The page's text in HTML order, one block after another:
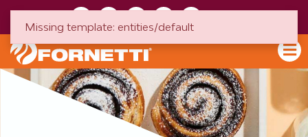
Missing template: entities/default